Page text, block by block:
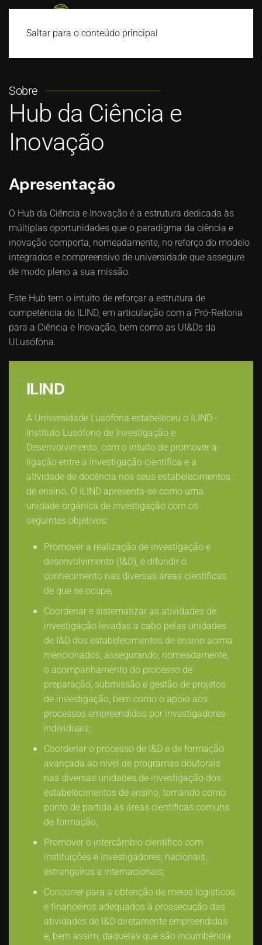
Saltar para o conteúdo principal
Sobre
Hub da Ciência e
Inovação
Apresentação
O Hub da Ciência e Inovação é a estrutura dedicada às
múltiplas oportunidades que o paradigma da ciência e
inovação comporta, nomeadamente, no reforço do modelo
integrados e compreensivo de universidade que assegure
de modo pleno a sua missão.
Este Hub tem o intuito de reforçar a estrutura de
competência do ILIND, em articulação com a Pró-Reitoria
para a Ciência e Inovação, bem como as UI&Ds da
ULusófona.
ILIND
A Universidade Lusófona estabeleceu o ILIND -
Instituto Lusófono de Investigação e
Desenvolvimento, com o intuito de promover a
ligação entre a investigação científica e a
atividade de docência nos seus estabelecimentos
de ensino. O ILIND apresenta-se como uma
unidade orgânica de investigação com os
seguintes objetivos:
Promover a realização de investigação e
desenvolvimento (I&D), e difundir o
conhecimento nas diversas áreas científicas
de que se ocupe;
Coordenar e sistematizar as atividades de
investigação levadas a cabo pelas unidades
de I&D dos estabelecimentos de ensino acima
mencionados, assegurando, nomeadamente,
o acompanhamento do processo de
preparação, submissão e gestão de projetos
de investigação, bem como o apoio aos
processos empreendidos por investigadores
individuais;
Coordenar o processo de I&D e de formação
avançada ao nível de programas doutorais
nas diversas unidades de investigação dos
estabelecimentos de ensino, tomando como
ponto de partida as áreas científicas comuns
de formação;
Promover o intercâmbio científico com
instituições e investigadores, nacionais,
estrangeiros e internacionais;
Concorrer para a obtenção de meios logísticos
e financeiros adequados à prossecução das
atividades de I&D diretamente empreendidas
e, bem assim, daquelas que são incumbência